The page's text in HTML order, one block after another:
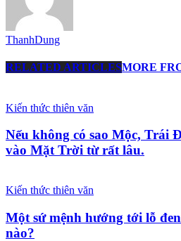
ThanhDung
RELATED ARTICLESMORE
Kiến thức thiên văn
Nếu không có sao Mộc, Trái
vào Mặt Trời từ rất lâu.
Kiến thức thiên văn
Một sứ mệnh hướng tới lỗ
nào?